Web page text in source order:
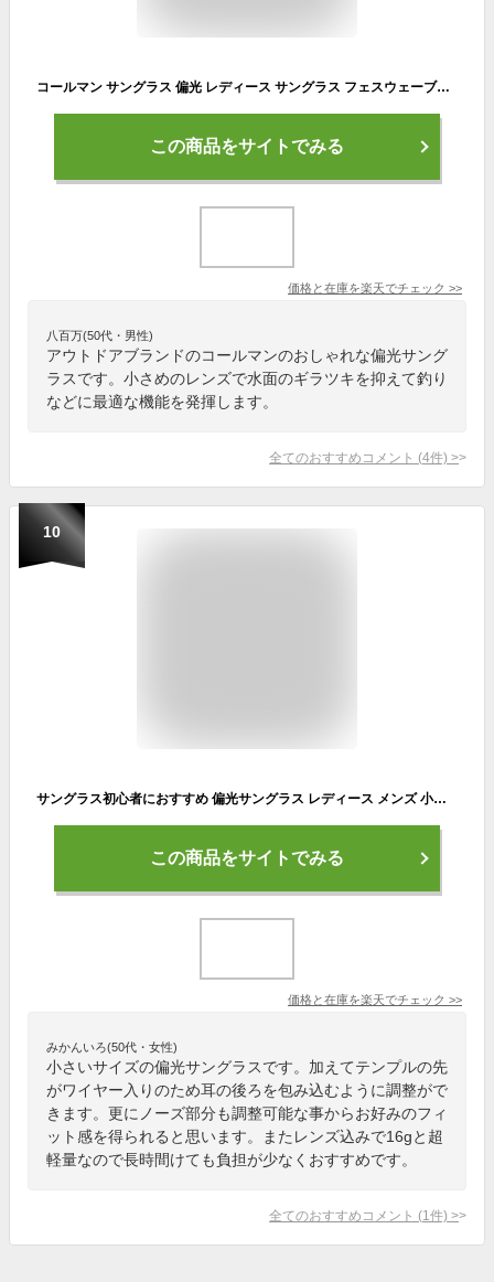
コールマン サングラス 偏光 レディース サングラス フェスウェーブ柄 おしゃれ Coleman CLA02 偏光 UVカット 紫外線カット 大きめレンズ アイウェア ブランド セルフレーム ワイドシェイプ 快適 ドライブ ブラック スモーク ブラウン パープルハーフ 定形外郵便 送料無料
この商品をサイトでみる
価格と在庫を楽天でチェック >>
八百万(50代・男性)
アウトドアブランドのコールマンのおしゃれな偏光サング
ラスです。小さめのレンズで水面のギラツキを抑えて釣り
などに最適な機能を発揮します。
全てのおすすめコメント (4件) >
10
サングラス初心者におすすめ 偏光サングラス レディース メンズ 小さいサイズ ウルティム ウェリントン アイゾーン ニューヨーク ブランド ギフト プレゼント iDriveID-P462
この商品をサイトでみる
価格と在庫を楽天でチェック >>
みかんいろ(50代・女性)
小さいサイズの偏光サングラスです。加えてテンプルの先
がワイヤー入りのため耳の後ろを包み込むように調整がで
きます。更にノーズ部分も調整可能な事からお好みのフィ
ット感を得られると思います。またレンズ込みで16gと超
軽量なので長時間けても負担が少なくおすすめです。
全てのおすすめコメント (1 件) >